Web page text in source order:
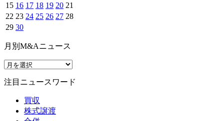
15 16 17 18 19 20 21
22 23 24 25 26 27 28
29 30
月別M&Aニュース
注目ニュースワード
買収
株式譲渡